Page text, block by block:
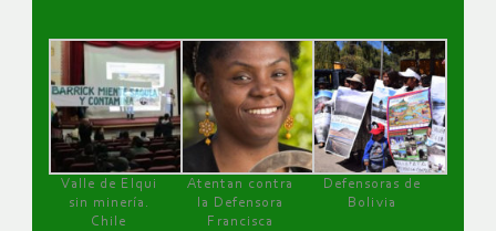
Valle de Elqui
sin minería.
Chile
Atentan contra
la Defensora
Francisca
Defensoras de
Bolivia